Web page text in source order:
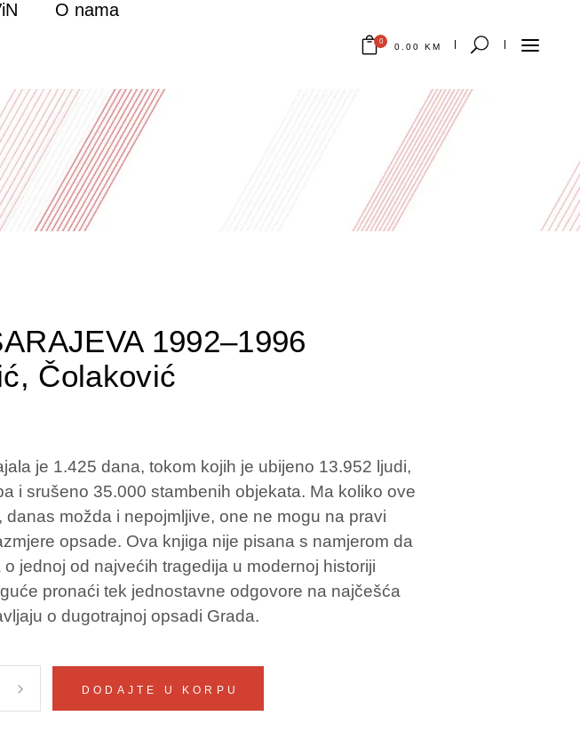
O nama
0
0.00 KM
1992–1996
Čolaković
je 1.425 dana, tokom kojih je ubijeno 13.952 ljudi,
i srušeno 35.000 stambenih objekata. Ma koliko ove
danas možda i nepojmljive, one ne mogu na pravi
opsade. Ova knjiga nije pisana s namjerom da
jednoj od najvećih tragedija u modernoj historiji
pronaći tek jednostavne odgovore na najčešća
o dugotrajnoj opsadi Grada.
DODAJTE U KORPU